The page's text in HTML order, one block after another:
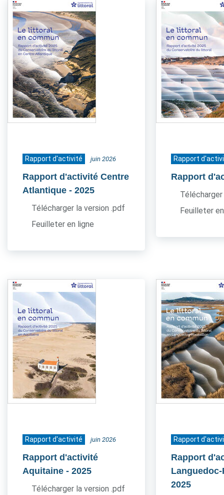
Rapport d'activité juin 2026
Rapport d'activité Centre
Atlantique - 2025
Télécharger la version .pdf
Feuilleter en ligne
Rapport
Rapport
Feuilleter
Rapport d'activité juin 2026
Rapport d'activité
Aquitaine - 2025
Télécharger la version .pdf
Rapport
Rapport
2025